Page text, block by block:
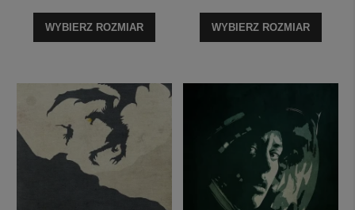
WYBIERZ ROZMIAR WYBIERZ ROZMIAR